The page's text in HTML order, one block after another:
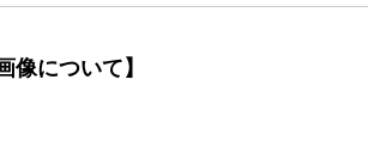
像について】